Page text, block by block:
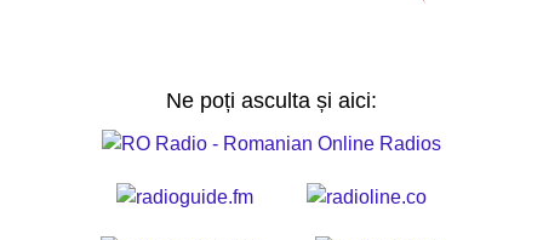
Ne poți asculta și aici: